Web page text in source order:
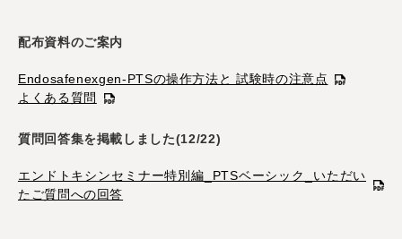
配布資料のご案内
Endosafenexgen-PTSの操作方法と 試験時の注意点
よくある質問
質問回答集を掲載しました(12/22)
エンドトキシンセミナー特別編_PTSベーシック_いただい
たご質問への回答